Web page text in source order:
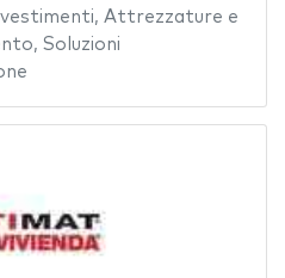
, Attrezzature e
, Soluzioni